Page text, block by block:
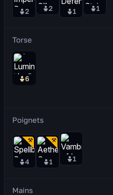
2 2 1 1
Torse
6
Poignets
4 1 1
Mains